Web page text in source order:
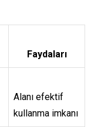
Faydaları
Alanı efektif
kullanma imkanı